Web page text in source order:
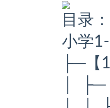
目录：
小学
├─【
│ ├─